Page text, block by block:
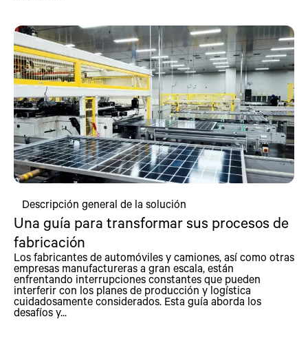
Descripción general de la solución
Una guía para transformar sus procesos de
fabricación
Los fabricantes de automóviles y camiones, así como otras
empresas manufactureras a gran escala, están
enfrentando interrupciones constantes que pueden
interferir con los planes de producción y logística
cuidadosamente considerados. Esta guía aborda los
desafíos y...